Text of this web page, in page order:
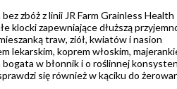
bez zbóż z linii JR Farm Grainless Health
klocki zapewniające dłuższą
traw, ziół, kwiatów i nasion
lekarskim, koprem włoskim,
bogata w błonnik i o roślinnej
się również w kąciku do